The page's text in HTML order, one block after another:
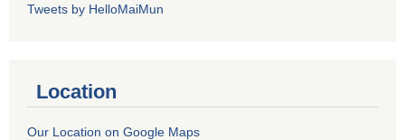
Tweets by HelloMaiMun
Location
Our Location on Google Maps